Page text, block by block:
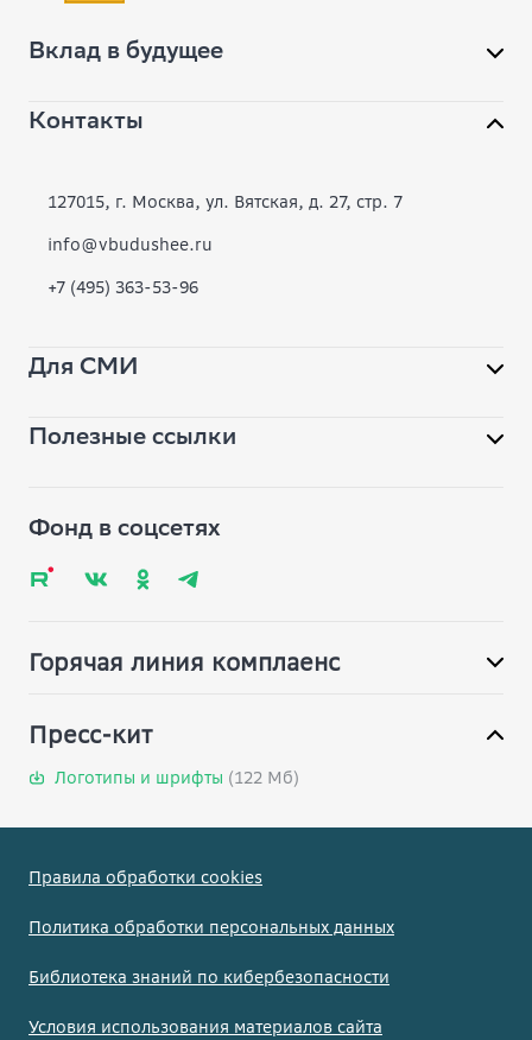
Вклад в будущее
О фонде
Современное образование
Инклюзивная среда
Помощь фонду
Контакты
127015, г. Москва, ул. Вятская, д. 27, стр. 7
info@vbudushee.ru
+7 (495) 363-53-96
Для СМИ
pr@vbudushee.ru
Полезные ссылки
Глоссарий
Фонд в соцсетях
Горячая линия комплаенс
Пресс-кит
Логотипы и шрифты (122 Мб)
Правила обработки cookies
Политика обработки персональных данных
Библиотека знаний по кибербезопасности
Условия использования материалов сайта